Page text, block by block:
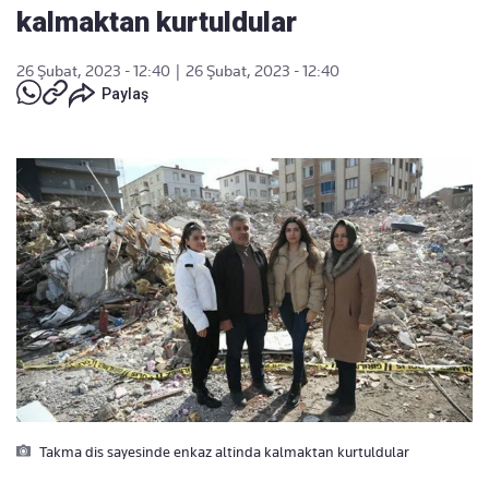
kalmaktan kurtuldular
26 Şubat, 2023 - 12:40
26 Şubat, 2023 - 12:40
Paylaş
Takma dis sayesinde enkaz altinda kalmaktan kurtuldular